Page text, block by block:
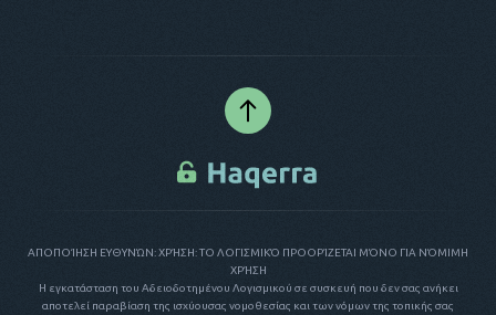
ΑΠΟΠΟΊΗΣΗ ΕΥΘΥΝΏΝ: ΧΡΉΣΗ: ΤΟ ΛΟΓΙΣΜΙΚΌ ΠΡΟΟΡΊΖΕΤΑΙ ΜΌΝΟ ΓΙΑ ΝΌΜΙΜΗ
ΧΡΉΣΗ
Η εγκατάσταση του Αδειοδοτημένου Λογισμικού σε συσκευή που δεν σας ανήκει
αποτελεί παραβίαση της ισχύουσας νομοθεσίας και των νόμων της τοπικής σας